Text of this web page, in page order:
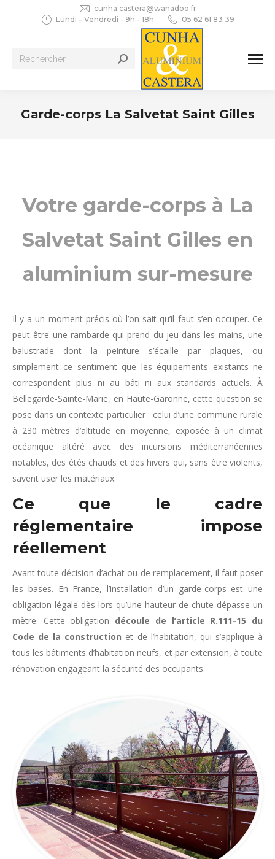
cunha.castera@wanadoo.fr
Lundi – Vendredi - 9h - 18h
05 62 61 83 39
Recherche
Garde-corps La Salvetat Saint Gilles
Votre garde-corps à La
Salvetat Saint Gilles en
aluminium sur-mesure
Il y a un moment précis où l’on sait qu’il faut s’en occuper. Ce
peut être une rambarde qui prend du jeu dans les mains, une
balustrade dont la peinture s’écaille par plaques, ou
simplement ce sentiment que les équipements existants ne
correspondent plus ni au bâti ni aux standards actuels. À
Bellegarde-Sainte-Marie, en Haute-Garonne, cette question se
pose dans un contexte particulier : celui d’une commune rurale
à 230 mètres d’altitude en moyenne, exposée à un climat
océanique altéré avec des incursions méditerranéennes
notables, des étés chauds et des hivers qui, sans être violents,
savent user les matériaux.
Ce que le cadre
réglementaire impose
réellement
Avant toute décision d’achat ou de remplacement, il faut poser
les bases. En France, l’installation d’un garde-corps est une
obligation légale dès lors qu’une hauteur de chute dépasse un
mètre. Cette obligation découle de l’article R.111-15 du
Code de la construction et de l’habitation, qui s’applique à
tous les bâtiments d’habitation neufs, et par extension, à toute
rénovation engageant la sécurité des occupants.